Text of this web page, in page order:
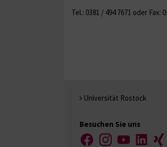
Tel.: 0381 / 494 7671 oder Fax:
Universität Rostock
Besuchen Sie uns
FacebookInstagramYouTubeLinkedIn
Xing